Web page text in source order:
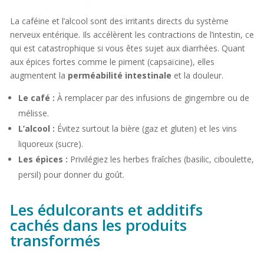
La caféine et l’alcool sont des irritants directs du système
nerveux entérique. Ils accélèrent les contractions de l’intestin, ce
qui est catastrophique si vous êtes sujet aux diarrhées. Quant
aux épices fortes comme le piment (capsaïcine), elles
augmentent la perméabilité intestinale et la douleur.
Le café : À remplacer par des infusions de gingembre ou de
mélisse.
L’alcool : Évitez surtout la bière (gaz et gluten) et les vins
liquoreux (sucre).
Les épices : Privilégiez les herbes fraîches (basilic, ciboulette,
persil) pour donner du goût.
Les édulcorants et additifs
cachés dans les produits
transformés